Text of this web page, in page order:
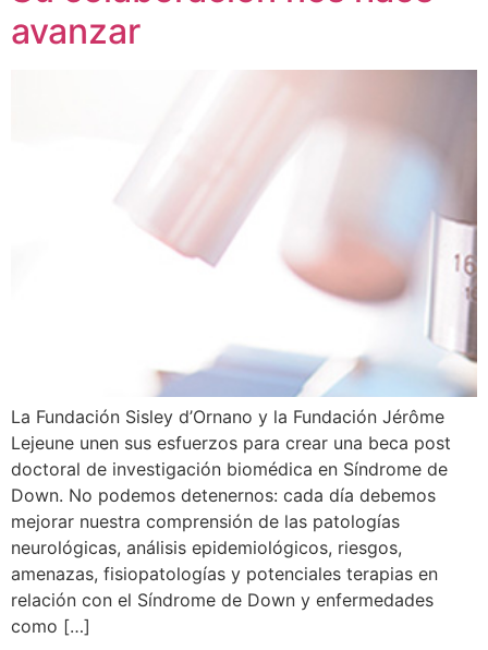
avanzar
La Fundación Sisley d’Ornano y la Fundación Jérôme
Lejeune unen sus esfuerzos para crear una beca post
doctoral de investigación biomédica en Síndrome de
Down. No podemos detenernos: cada día debemos
mejorar nuestra comprensión de las patologías
neurológicas, análisis epidemiológicos, riesgos,
amenazas, fisiopatologías y potenciales terapias en
relación con el Síndrome de Down y enfermedades
como […]